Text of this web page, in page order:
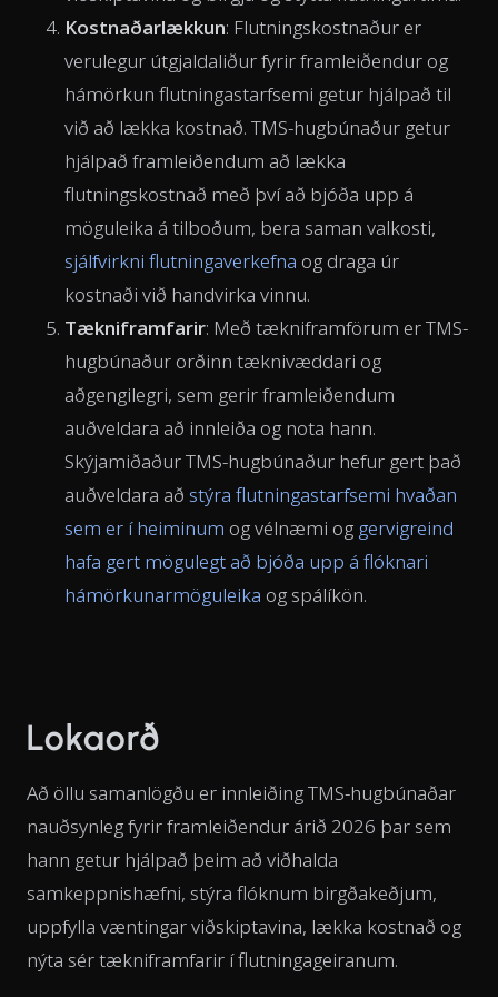
Kostnaðarlækkun: Flutningskostnaður er
verulegur útgjaldaliður fyrir framleiðendur og
hámörkun flutningastarfsemi getur hjálpað til
við að lækka kostnað. TMS-hugbúnaður getur
hjálpað framleiðendum að lækka
flutningskostnað með því að bjóða upp á
möguleika á tilboðum, bera saman valkosti,
sjálfvirkni flutningaverkefna og draga úr
kostnaði við handvirka vinnu.
Tækniframfarir: Með tækniframförum er TMS-
hugbúnaður orðinn tæknivæddari og
aðgengilegri, sem gerir framleiðendum
auðveldara að innleiða og nota hann.
Skýjamiðaður TMS-hugbúnaður hefur gert það
auðveldara að stýra flutningastarfsemi hvaðan
sem er í heiminum og vélnæmi og gervigreind
hafa gert mögulegt að bjóða upp á flóknari
hámörkunarmöguleika og spálíkön.
Lokaorð
Að öllu samanlögðu er innleiðing TMS-hugbúnaðar
nauðsynleg fyrir framleiðendur árið 2026 þar sem
hann getur hjálpað þeim að viðhalda
samkeppnishæfni, stýra flóknum birgðakeðjum,
uppfylla væntingar viðskiptavina, lækka kostnað og
nýta sér tækniframfarir í flutningageiranum.